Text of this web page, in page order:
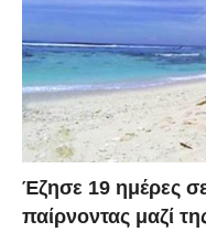
Έζησε 19 ημέρες
παίρνοντας μαζί